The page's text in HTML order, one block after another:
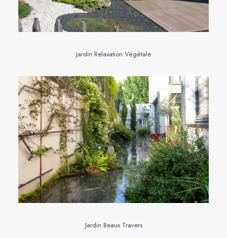
Jardin Relaxation Végétale
Jardin Beaux Travers